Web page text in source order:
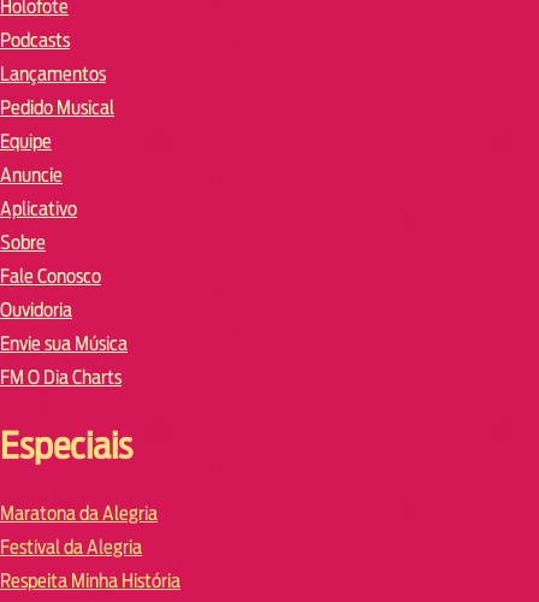
Holofote
Podcasts
Lançamentos
Pedido Musical
Equipe
Anuncie
Aplicativo
Sobre
Fale Conosco
Ouvidoria
Envie sua Música
FM O Dia Charts
Especiais
Maratona da Alegria
Festival da Alegria
Respeita Minha História